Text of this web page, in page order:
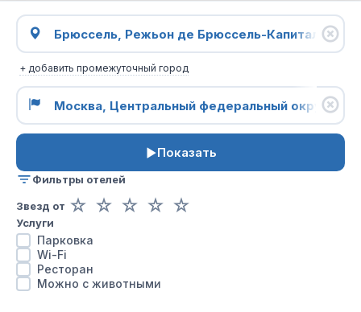
+ добавить промежуточный город
Показать
Фильтры отелей
Звезд от ☆ ☆ ☆ ☆ ☆
Услуги
Парковка
Wi-Fi
Ресторан
Можно с животными